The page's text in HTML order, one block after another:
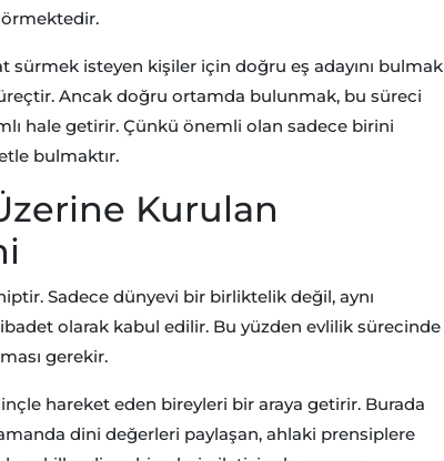
sürmek isteyen kişiler için doğru eş adayını bulmak
Ancak doğru ortamda bulunmak, bu süreci
hale getirir. Çünkü önemli olan sadece birini
bulmaktır.
Kurulan
Sadece dünyevi bir birliktelik değil, aynı
olarak kabul edilir. Bu yüzden evlilik sürecinde
gerekir.
hareket eden bireyleri bir araya getirir. Burada
dini değerleri paylaşan, ahlaki prensiplere